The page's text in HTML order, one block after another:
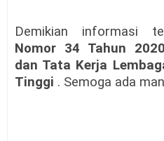
Demikian informasi
Nomor 34 Tahun
dan Tata Kerja
Tinggi . Semoga ada